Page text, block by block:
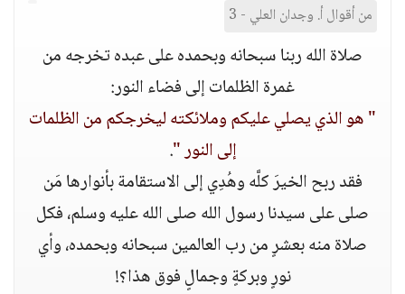
من أقوال أ. وجدان العلي - 3
صلاة الله ربنا سبحانه وبحمده على عبده تخرجه من
غمرة الظلمات إلى فضاء النور:
" هو الذي يصلي عليكم وملائكته ليخرجكم من الظلمات
إلى النور ".
فقد ربح الخيرَ كلَّه وهُدِي إلى الاستقامة بأنوارها مَن
صلى على سيدنا رسول الله صلى الله عليه وسلم، فكل
صلاة منه بعشرٍ من رب العالمين سبحانه وبحمده، وأي
نورٍ وبركةٍ وجمالٍ فوق هذا؟!